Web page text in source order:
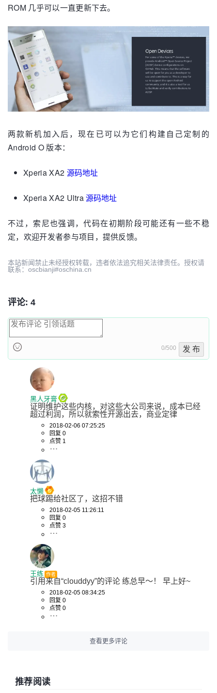
ROM 几乎可以一直更新下去。
两款新机加入后，现在已可以为它们构建自己定制的
Android O 版本：
Xperia XA2 源码地址
Xperia XA2 Ultra源码地址
不过，索尼也强调，代码在初期阶段可能还有一些不稳
定，欢迎开发者参与项目，提供反馈。
本站新闻禁止未经授权转载，违者依法追究相关法律责任。授权请
联系：oscbianji#oschina.cn
评论: 4
0/500 发 布
黑人牙膏
证明维护这些内核，对这些大公司来说，成本已经
超过利润，所以就索性开源出去，商业定律
2018-02-06 07:25:25
回复 0
点赞 1
太懒
把球踢给社区了，这招不错
2018-02-05 11:26:11
回复 0
点赞 3
王练 作者
引用来自“clouddyy”的评论 练总早～！ 早上好~
2018-02-05 08:34:25
回复 0
点赞 0
查看更多评论
推荐阅读